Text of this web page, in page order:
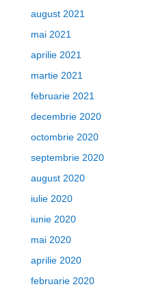
august 2021
mai 2021
aprilie 2021
martie 2021
februarie 2021
decembrie 2020
octombrie 2020
septembrie 2020
august 2020
iulie 2020
iunie 2020
mai 2020
aprilie 2020
februarie 2020